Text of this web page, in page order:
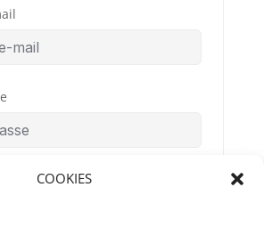
COOKIES
du mot de passe